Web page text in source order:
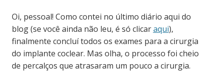
Oi, pessoal! Como contei no último diário aqui do
blog (se você ainda não leu, é só clicaraqui),
finalmente concluí todos os exames para a cirurgia
do implante coclear. Mas olha, o processo foi cheio
de percalços que atrasaram um pouco a cirurgia.